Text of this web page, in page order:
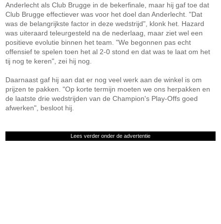
Anderlecht als Club Brugge in de bekerfinale, maar hij gaf toe dat
Club Brugge effectiever was voor het doel dan Anderlecht. "Dat
was de belangrijkste factor in deze wedstrijd", klonk het. Hazard
was uiteraard teleurgesteld na de nederlaag, maar ziet wel een
positieve evolutie binnen het team. "We begonnen pas echt
offensief te spelen toen het al 2-0 stond en dat was te laat om het
tij nog te keren", zei hij nog.
Daarnaast gaf hij aan dat er nog veel werk aan de winkel is om
prijzen te pakken. "Op korte termijn moeten we ons herpakken en
de laatste drie wedstrijden van de Champion's Play-Offs goed
afwerken", besloot hij.
Lees verder onder de advertentie